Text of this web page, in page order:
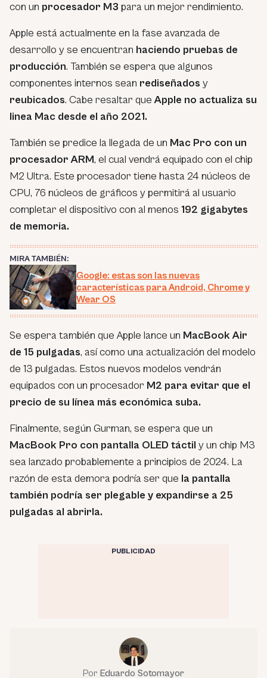
con un procesador M3 para un mejor rendimiento.
Apple está actualmente en la fase avanzada de
desarrollo y se encuentran haciendo pruebas de
producción. También se espera que algunos
componentes internos sean rediseñados y
reubicados. Cabe resaltar queApple no actualiza su
linea Mac desde el año 2021.
También se predice la llegada de un Mac Pro con un
procesador ARM, el cual vendrá equipado con el chip
M2 Ultra. Este procesador tiene hasta 24 núcleos de
CPU, 76 núcleos de gráficos y permitirá al usuario
completar el dispositivo con al menos 192 gigabytes
de memoria.
MIRA TAMBIÉN:
Google: estas son las nuevas
características para Android, Chrome y
Wear OS
Se espera también que Apple lance un MacBook Air
de 15 pulgadas, así como una actualización del modelo
de 13 pulgadas. Estos nuevos modelos vendrán
equipados con un procesador M2 para evitar que el
precio de su línea más económica suba.
Finalmente, según Gurman, se espera que un
MacBook Pro con pantalla OLED táctil y un chip M3
sea lanzado probablemente a principios de 2024. La
razón de esta demora podría ser que la pantalla
también podría ser plegable y expandirse a 25
pulgadas al abrirla.
PUBLICIDAD
Por Eduardo Sotomayor